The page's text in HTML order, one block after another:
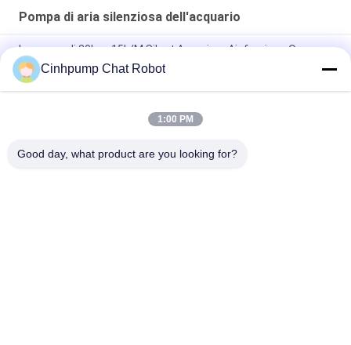
Pompa di aria silenziosa dell'acquario
la pompa di 30kpa 15L/M Silent Aquarium Air fornisce Oxgen
per il pesce
pompa di aria silenziosa dell'acquario 12V
pompe di aria doppie silenziose del diaframma della pompa di
Cinhpump Chat Robot
1:00 PM
Good day, what product are you looking for?